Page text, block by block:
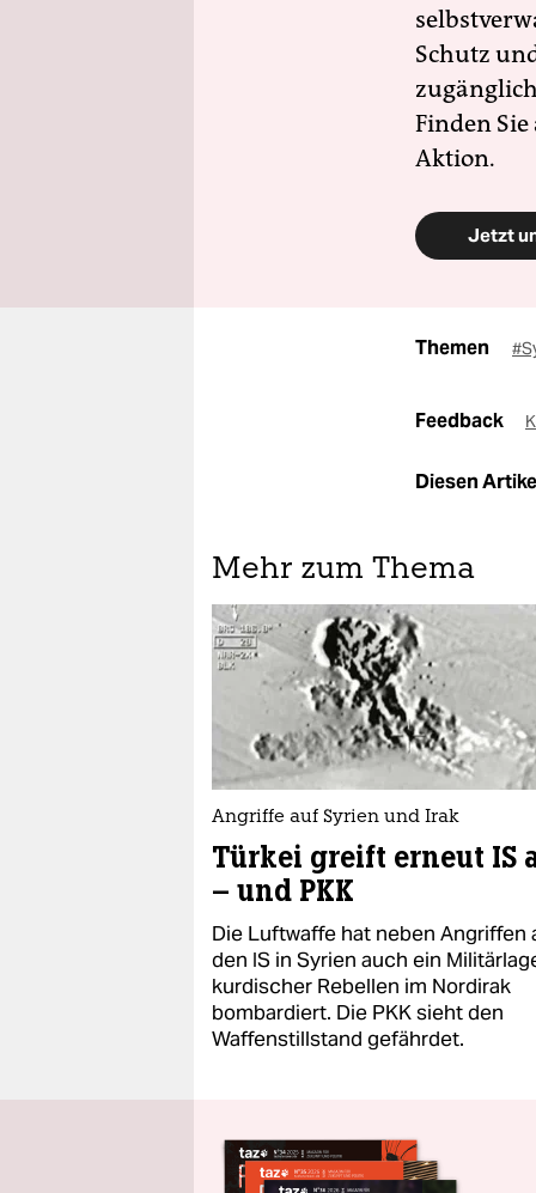
Schutz
Finden
Aktion.
Jetzt
Themen
Feedback
Diesen
Mehr zum Thema
Angriffe auf Syrien und Irak
Türkei greift erneut IS
– und PKK
Die Luftwaffe hat neben Angriffen
den IS in Syrien auch ein
kurdischer Rebellen im Nordirak
bombardiert. Die PKK sieht den
Waffenstillstand gefährdet.